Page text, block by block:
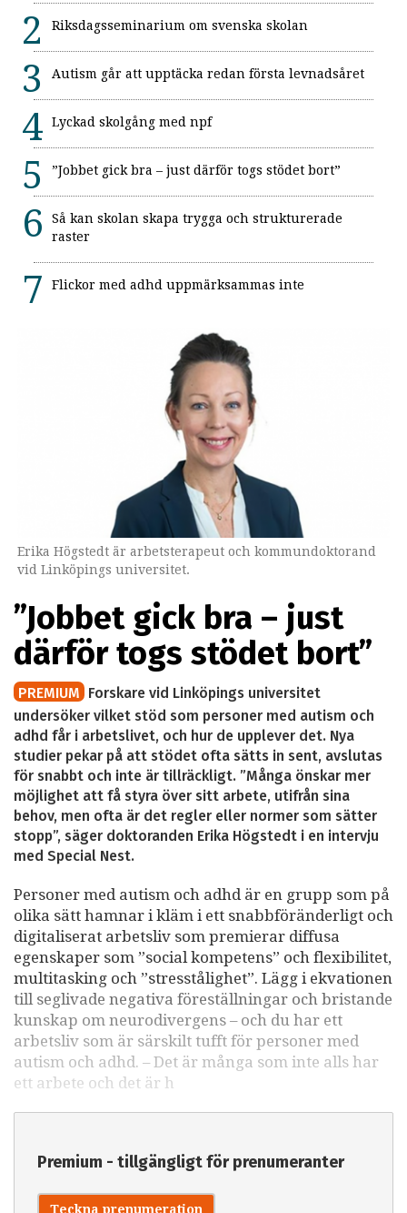
Riksdagsseminarium om svenska skolan
Autism går att upptäcka redan första levnadsåret
Lyckad skolgång med npf
”Jobbet gick bra – just därför togs stödet bort”
Så kan skolan skapa trygga och strukturerade
raster
Flickor med adhd uppmärksammas inte
Erika Högstedt är arbetsterapeut och kommundoktorand
vid Linköpings universitet.
”Jobbet gick bra – just
därför togs stödet bort”
PREMIUM Forskare vid Linköpings universitet
undersöker vilket stöd som personer med autism och
adhd får i arbetslivet, och hur de upplever det. Nya
studier pekar på att stödet ofta sätts in sent, avslutas
för snabbt och inte är tillräckligt. ”Många önskar mer
möjlighet att få styra över sitt arbete, utifrån sina
behov, men ofta är det regler eller normer som sätter
stopp”, säger doktoranden Erika Högstedt i en intervju
med Special Nest.
Personer med autism och adhd är en grupp som på
olika sätt hamnar i kläm i ett snabbföränderligt och
digitaliserat arbetsliv som premierar diffusa
egenskaper som ”social kompetens” och flexibilitet,
multitasking och ”stresstålighet”. Lägg i ekvationen
till seglivade negativa föreställningar och bristande
kunskap om neurodivergens – och du har ett
arbetsliv som är särskilt tufft för personer med
autism och adhd. – Det är många som inte alls har
ett arbete och det är h
Premium - tillgängligt för prenumeranter
Teckna prenumeration